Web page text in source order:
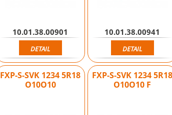
10.01.38.00901
DETAIL
10.01.38.00941
DETAIL
FXP-S-SVK 1234 5R18
O10O10
FXP-S-SVK 1234 5R18
O10O10 F